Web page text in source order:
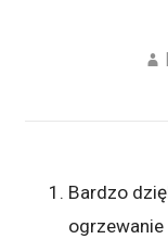
Bardzo
ogrzewanie